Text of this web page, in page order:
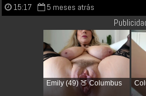
15:17 5 meses atrás
Emily (49) 🍑 Columbus